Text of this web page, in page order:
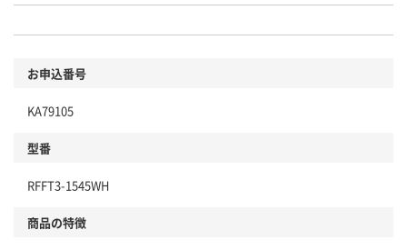
お申込番号
KA79105
型番
RFFT3-1545WH
商品の特徴